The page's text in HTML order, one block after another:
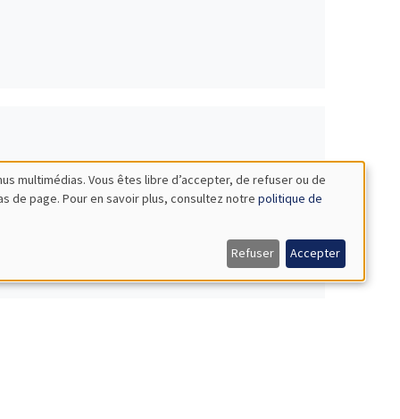
multimédias. Vous êtes libre d’accepter, de refuser ou de
de page. Pour en savoir plus, consultez notre politique de
Refuser Accepter